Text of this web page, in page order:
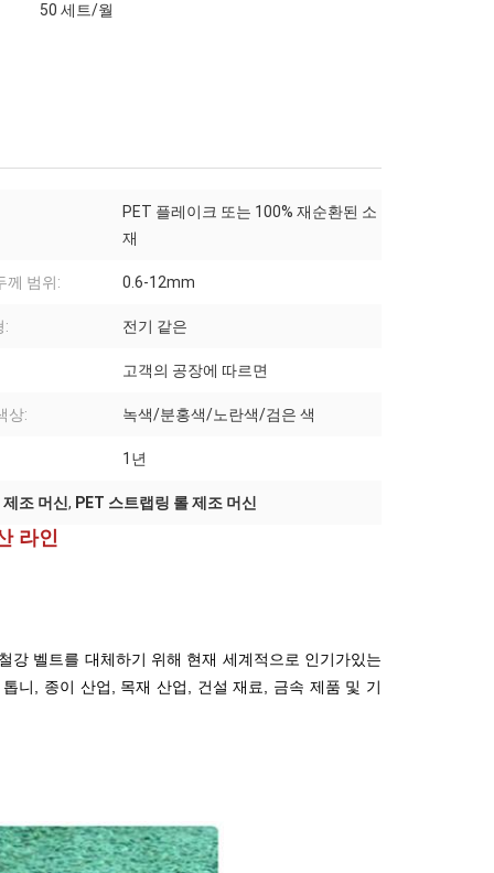
50 세트/월
PET 플레이크 또는 100% 재순환된 소
재
께 범위: 0.6-12mm
: 전기 같은
고객의 공장에 따르면
상: 녹색/분홍색/노란색/검은 색
1년
조 머신, PET 스트랩링 롤 제조 머신
라인
강 벨트를 대체하기 위해 현재 세계적으로 인기가있는
니, 종이 산업, 목재 산업, 건설 재료, 금속 제품 및 기